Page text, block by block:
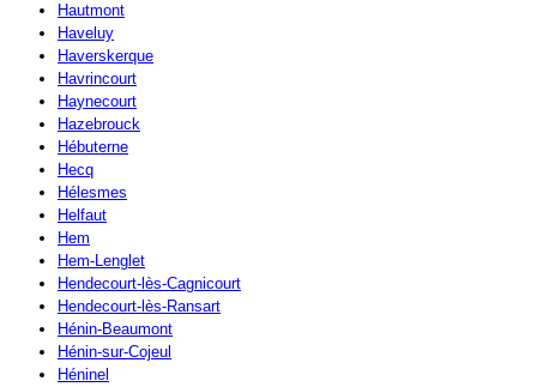
Hautmont
Haveluy
Haverskerque
Havrincourt
Haynecourt
Hazebrouck
Hébuterne
Hecq
Hélesmes
Helfaut
Hem
Hem-Lenglet
Hendecourt-lès-Cagnicourt
Hendecourt-lès-Ransart
Hénin-Beaumont
Hénin-sur-Cojeul
Héninel